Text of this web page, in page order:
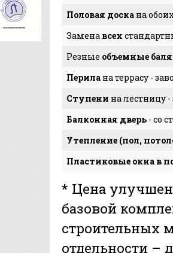
Половая доска на
Замена всех
Резные объемные
Перила на террасу -
Ступени на лестницу
Балконная дверь - со
Утепление (пол,
Пластиковые окна в
* Цена
базовой
строительных
отдельности –